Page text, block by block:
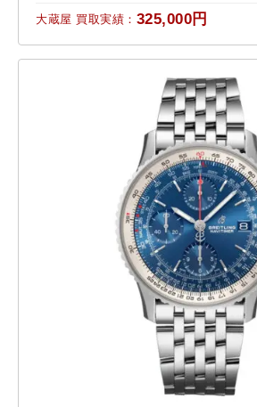
大蔵屋 買取実績： 325,000円